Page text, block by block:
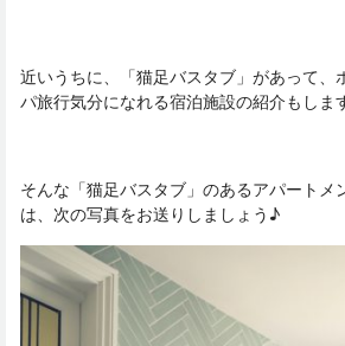
近いうちに、「猫足バスタブ」があって、
パ旅行気分になれる宿泊施設の紹介もしま
そんな「猫足バスタブ」のあるアパートメ
は、次の写真をお送りしましょう♪